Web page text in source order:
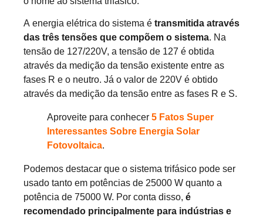
A energia elétrica do sistema é transmitida através
das três tensões que compõem o sistema. Na
tensão de 127/220V, a tensão de 127 é obtida
através da medição da tensão existente entre as
fases R e o neutro. Já o valor de 220V é obtido
através da medição da tensão entre as fases R e S.
Aproveite para conhecer 5 Fatos Super
Interessantes Sobre Energia Solar
Fotovoltaica.
Podemos destacar que o sistema trifásico pode ser
usado tanto em potências de 25000 W quanto a
potência de 75000 W. Por conta disso, é
recomendado principalmente para indústrias e